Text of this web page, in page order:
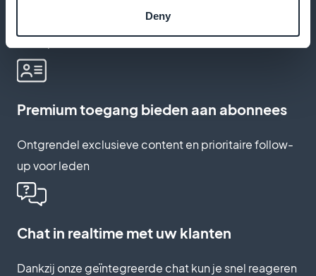
Deny
Je klanten waarschuwen voor belangrijke deadlines
Premium toegang bieden aan abonnees
Ontgrendel exclusieve content en prioritaire follow-
up voor leden
Chat in realtime met uw klanten
Dankzij onze geïntegreerde chat kun je snel reageren